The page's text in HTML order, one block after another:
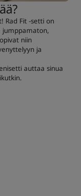
Rad Fit -setti on
jumppamaton,
niin
ja
auttaa sinua